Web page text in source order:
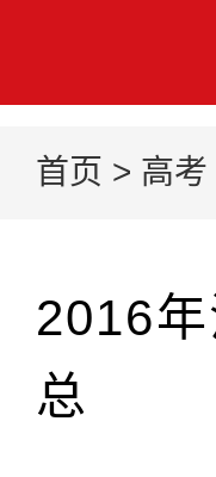
首页 > 高考
2016
总